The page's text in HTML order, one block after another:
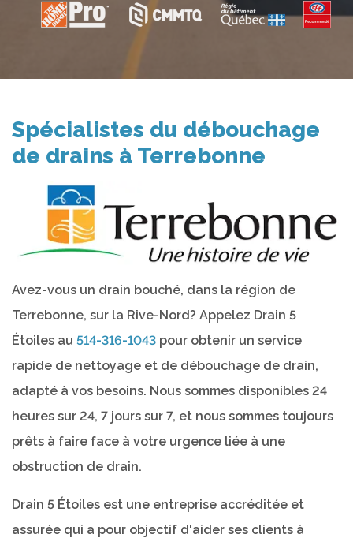
Spécialistes du débouchage
de drains à Terrebonne
Avez-vous un drain bouché, dans la région de
Terrebonne, sur la Rive-Nord? Appelez Drain 5
Étoiles au 514-316-1043 pour obtenir un service
rapide de nettoyage et de débouchage de drain,
adapté à vos besoins. Nous sommes disponibles 24
heures sur 24, 7 jours sur 7, et nous sommes toujours
prêts à faire face à votre urgence liée à une
obstruction de drain.
Drain 5 Étoiles est une entreprise accréditée et
assurée qui a pour objectif d'aider ses clients à